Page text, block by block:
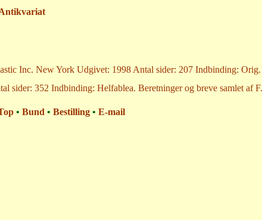
Antikvariat
Inc. New York Udgivet: 1998 Antal sider: 207 Indbinding: Orig.
sider: 352 Indbinding: Helfablea. Beretninger og breve samlet af
• Bund • Bestilling • E-mail